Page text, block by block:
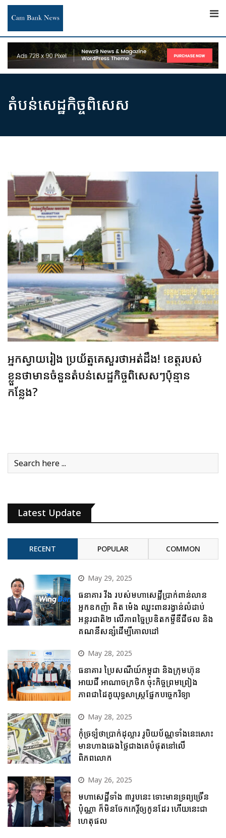
Skip
content
តំបន់សេដ្ឋកិច្ចពិសេស
អ្នកស្វាយរៀង ប្រយ័ត្នគេសួរថាអត់ដឹង! ខេត្តរបស់
ខ្លួនថាមានចំនួនតំបន់សេដ្ឋកិច្ចពិសេសៗប៉ុន្មាន
កន្លែង?
Latest Update
RECENT POPULAR COMMON
May 29, 2025
ធនាគារ វីង របស់មហាសេដ្ឋីប្រាក់ពាន់លាន
អ្នកឧកញ៉ា គិត ម៉េង ឈ្នះពានរង្វាន់លំដាប់
អន្តរជាតិ២ លើភាពច្នៃប្រឌិតកម្ចីឌីជីថល និង
គណនីសន្សំដើម្បីគោលដៅ
May 28, 2025
ធនាគារ ប្រៃសណីយ៍កម្ពុជា និងក្រុមហ៊ុន
អាយជី អាណាចក្រថិក ចុះកិច្ចព្រមព្រៀង
ភាពជាដៃគូយុទ្ធសាស្ត្រផ្នែកបច្ចេកវិទ្យា
May 28, 2025
កុំច្រឡំថាប្រាក់ដុល្លារ រូបិយប័ណ្ណទាំងនេះសោះ
មានហាងឆេងថ្លៃជាងគេបំផុតនៅលើ
ពិភពលោក
May 26, 2025
មហាសេដ្ឋីទាំង ៣រូបនេះ ទោះមានទ្រព្យច្រើន
ប៉ុណ្ណា ក៏មិនចែកកេរ្តិ៍ឲ្យកូនដែរ ហើយនេះជា
ហេតុផល